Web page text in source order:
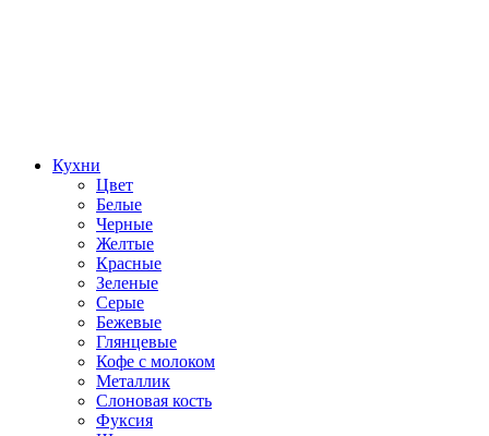
Кухни
Цвет
Белые
Черные
Желтые
Красные
Зеленые
Серые
Бежевые
Глянцевые
Кофе с молоком
Металлик
Слоновая кость
Фуксия